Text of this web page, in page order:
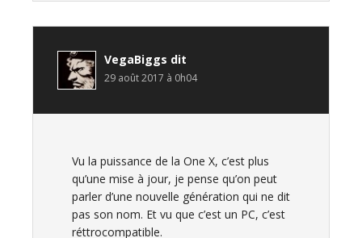
VegaBiggs dit
29 août 2017 à 0h04
Vu la puissance de la One X, c’est plus
qu’une mise à jour, je pense qu’on peut
parler d’une nouvelle génération qui ne dit
pas son nom. Et vu que c’est un PC, c’est
réttrocompatible.